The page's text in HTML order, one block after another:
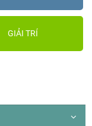
GIẢI TRÍ